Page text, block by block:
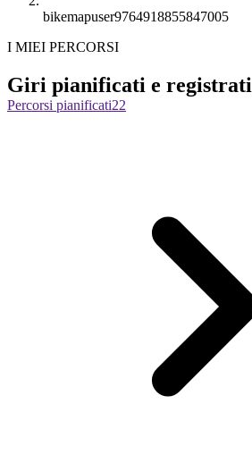
bikemapuser9764918855847005
I MIEI PERCORSI
Giri pianificati e registrati
Percorsi pianificati22